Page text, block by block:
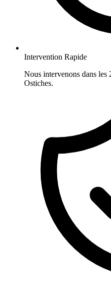
Intervention Rapide
Nous intervenons dans les
Ostiches.